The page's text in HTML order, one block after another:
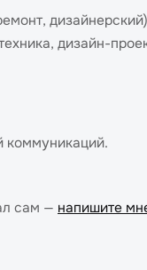
дизайн-
коммуникаций.
сам — напишите